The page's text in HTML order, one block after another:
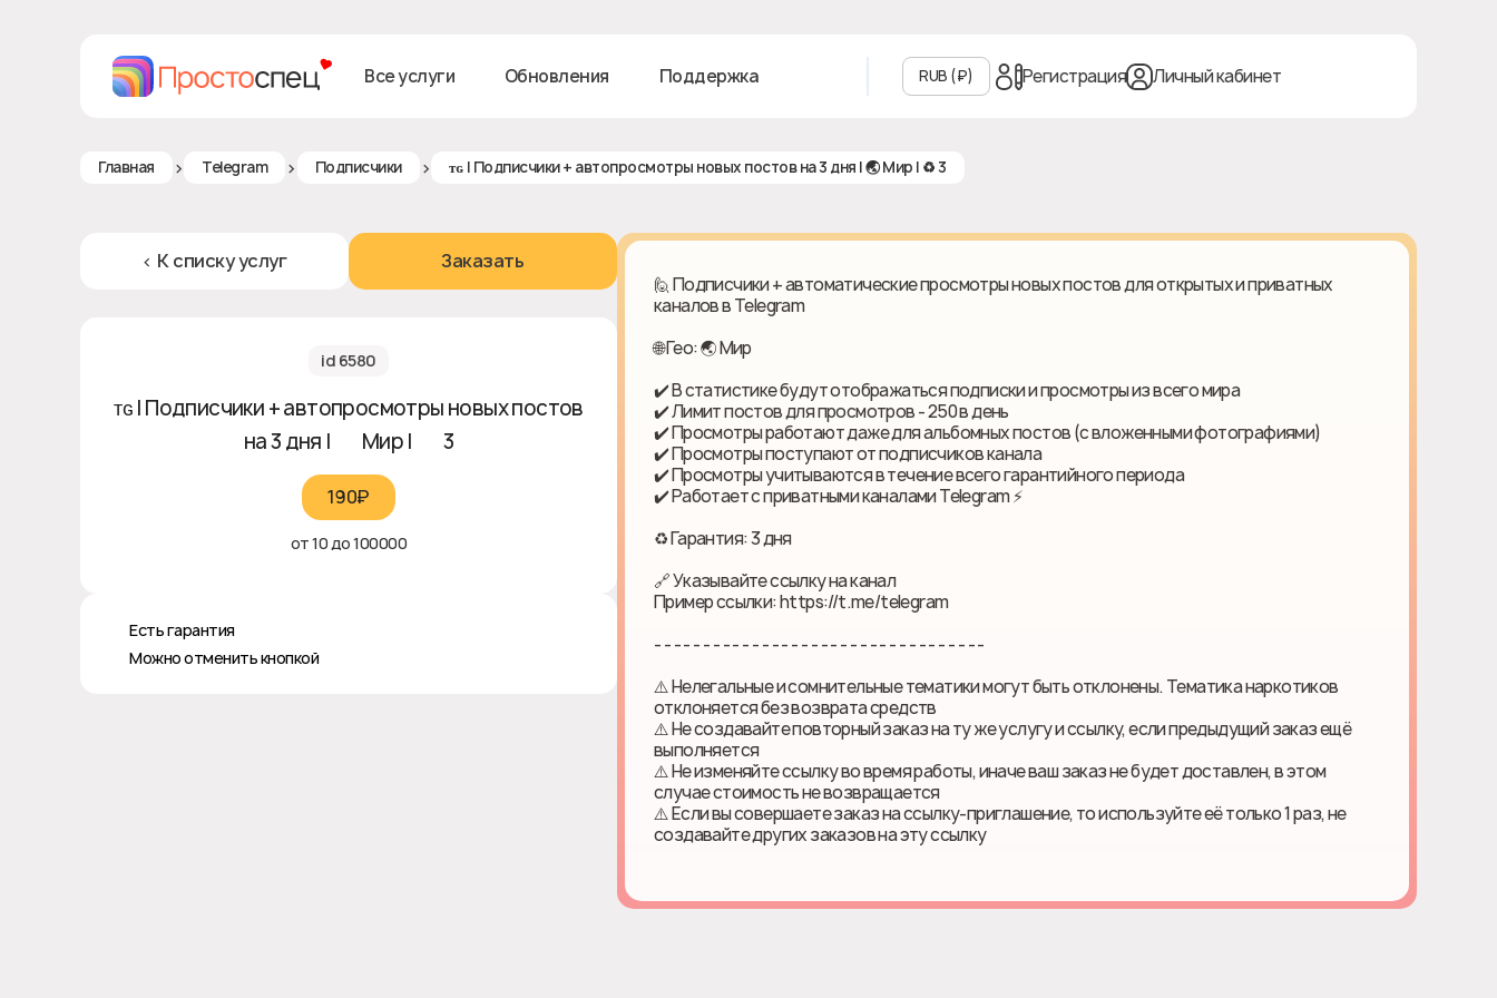
Все услуги Обновления Поддержка RUB (₽‎) Регистрация Личный кабинет
Главная > Telegram > Подписчики > ᴛɢ | Подписчики + автопросмотры новых постов на 3 дня | 🌏 Мир | ♻ 3
< К списку услуг Заказать
id 6580
ᴛɢ | Подписчики + автопросмотры новых постов
на 3 дня | 🌏 Мир | ♻ 3
190₽‎
от 10 до 100000
♻️ Есть гарантия
❎ Можно отменить кнопкой
🙋 Подписчики + автоматические просмотры новых постов для открытых и приватных
каналов в Telegram
🌐 Гео: 🌏 Мир
✔️ В статистике будут отображаться подписки и просмотры из всего мира
✔️ Лимит постов для просмотров - 250 в день
✔️ Просмотры работают даже для альбомных постов (с вложенными фотографиями)
✔️ Просмотры поступают от подписчиков канала
✔️ Просмотры учитываются в течение всего гарантийного периода
✔️ Работает с приватными каналами Telegram ⚡️
♻ Гарантия: 3 дня
🔗 Указывайте ссылку на канал
Пример ссылки: https://t.me/telegram
- - - - - - - - - - - - - - - - - - - - - - - - - - - - - - - - - -
⚠️ Нелегальные и сомнительные тематики могут быть отклонены. Тематика наркотиков
отклоняется без возврата средств
⚠️ Не создавайте повторный заказ на ту же услугу и ссылку, если предыдущий заказ ещё
выполняется
⚠️ Не изменяйте ссылку во время работы, иначе ваш заказ не будет доставлен, в этом
случае стоимость не возвращается
⚠️ Если вы совершаете заказ на ссылку-приглашение, то используйте её только 1 раз, не
создавайте других заказов на эту ссылку